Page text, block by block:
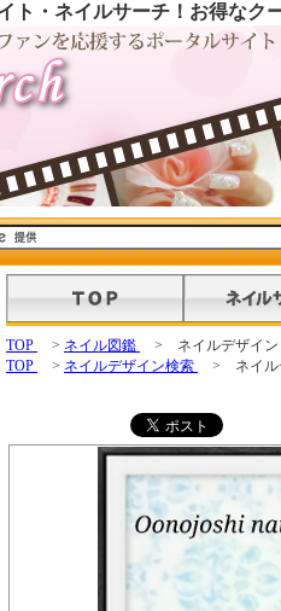
ト・ネイルサーチ！お得なク
TOP > ネイル図鑑
> ネイルデザイン
TOP
> ネイルデザイン検索 > ネイル